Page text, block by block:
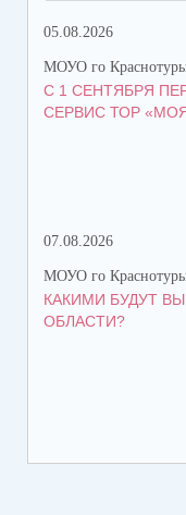
05.08.2026
МОУО го
С 1 СЕНТЯБРЯ
СЕРВИС ТОР
07.08.2026
МОУО го
КАКИМИ БУДУТ
ОБЛАСТИ?